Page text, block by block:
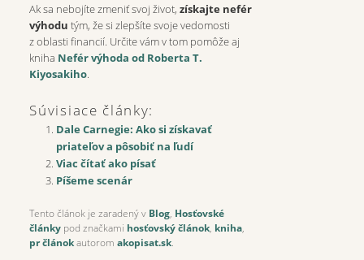
Ak sa nebojíte zmeniť svoj život,získajte nefér
výhodu tým, že si zlepšíte svoje vedomosti
z oblasti financií. Určite vám v tom pomôže aj
kniha Nefér výhoda od Roberta T.
Kiyosakiho.
Súvisiace články:
Dale Carnegie: Ako si získavať
priateľov a pôsobiť na ľudí
Viac čítať ako písať
Píšeme scenár
Tento článok je zaradený v Blog, Hosťovské
články pod značkami hosťovský článok, kniha,
pr článokautoromakopisat.sk.